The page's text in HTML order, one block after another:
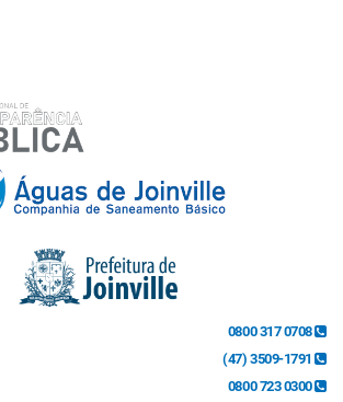
0800 317 0708
(47) 3509-1791
0800 723 0300